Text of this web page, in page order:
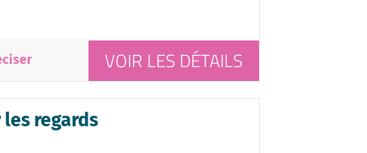
VOIR LES DÉTAILS
regards